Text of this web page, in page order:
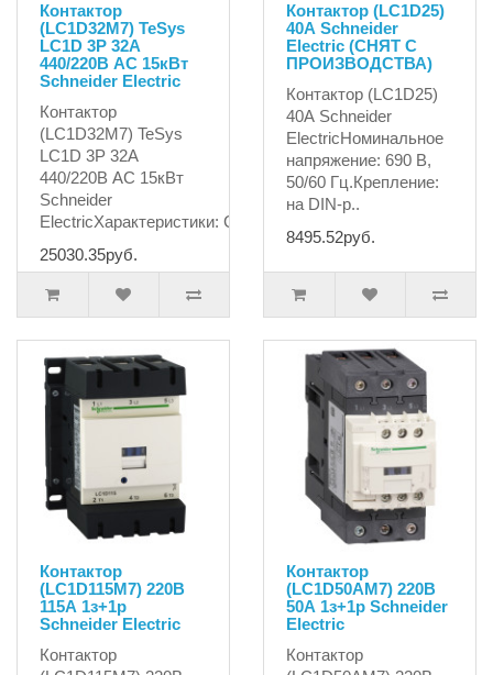
Контактор
(LC1D32M7) TeSys
LC1D 3P 32А
440/220В AC 15кВт
Schneider Electric
Контактор
(LC1D32M7) TeSys
LC1D 3P 32А
440/220В AC 15кВт
Schneider
ElectricХарактеристики: Сери..
25030.35руб.
Контактор (LC1D25)
40А Schneider
Electric (СНЯТ С
ПРОИЗВОДСТВА)
Контактор (LC1D25)
40А Schneider
ElectricНоминальное
напряжение: 690 В,
50/60 Гц.Крепление:
на DIN-р..
8495.52руб.
Контактор
(LC1D115M7) 220В
115А 1з+1р
Schneider Electric
Контактор
Контактор
(LC1D50AM7) 220В
50А 1з+1р Schneider
Electric
Контактор